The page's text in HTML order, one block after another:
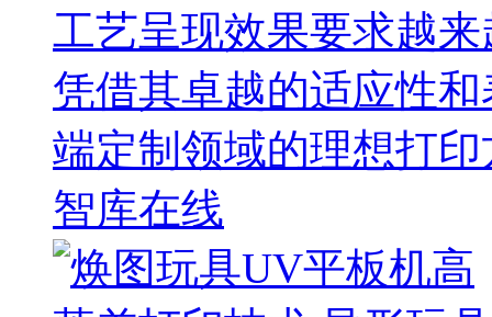
工艺呈现效果要求越
凭借其卓越的适应性
端定制领域的理想打
智库在线